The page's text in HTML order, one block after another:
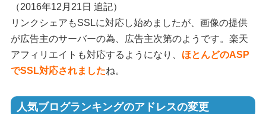
（2016年12月21日 追記）
リンクシェアもSSLに対応し始めましたが、画像の提供
が広告主のサーバーの為、広告主次第のようです。楽天
アフィリエイトも対応するようになり、 ほとんどのASP
でSSL対応されましたね。
人気ブログランキングのアドレスの変更